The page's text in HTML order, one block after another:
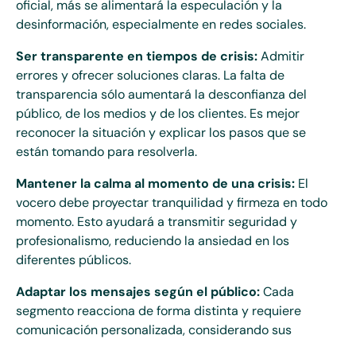
oficial, más se alimentará la especulación y la
desinformación, especialmente en redes sociales.
Ser transparente en tiempos de crisis:Admitir
errores y ofrecer soluciones claras. La falta de
transparencia sólo aumentará la desconfianza del
público, de los medios y de los clientes. Es mejor
reconocer la situación y explicar los pasos que se
están tomando para resolverla.
Mantener la calma al momento de una crisis: El
vocero debe proyectar tranquilidad y firmeza en todo
momento. Esto ayudará a transmitir seguridad y
profesionalismo, reduciendo la ansiedad en los
diferentes públicos.
Adaptar los mensajes según el público:Cada
segmento reacciona de forma distinta y requiere
comunicación personalizada, considerando sus